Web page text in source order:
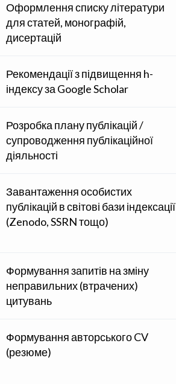
Оформлення списку літератури
для статей, монографій,
дисертацій
Рекомендації з підвищення h-
індексу за Google Scholar
Розробка плану публікацій /
супроводження публікаційної
діяльності
Завантаження особистих
публікацій в світові бази індексації
(Zenodo, SSRN тощо)
Формування запитів на зміну
неправильних (втрачених)
цитувань
Формування авторського CV
(резюме)